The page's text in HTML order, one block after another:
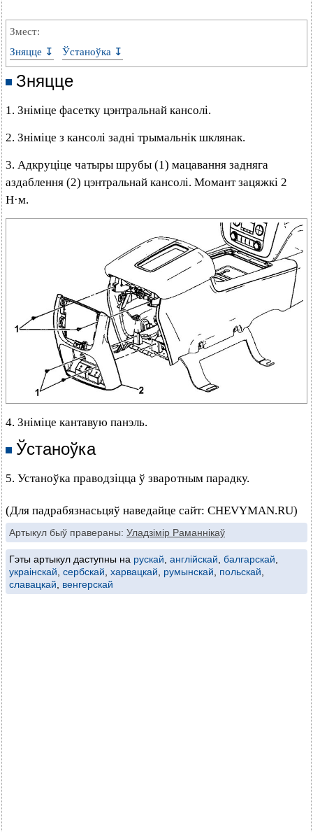
Змест:
Зняцце ↧
Ўстаноўка ↧
Зняцце
1. Зніміце фасетку цэнтральнай кансолі.
2. Зніміце з кансолі задні трымальнік шклянак.
3. Адкруціце чатыры шрубы (1) мацавання задняга
аздаблення (2) цэнтральнай кансолі. Момант зацяжкі 2
Н·м.
4. Зніміце кантавую панэль.
Ўстаноўка
5. Устаноўка праводзіцца ў зваротным парадку.
(Для падрабязнасьцяў наведайце сайт: CHEVYMAN.RU)
Артыкул быў правераны: Уладзімір Раманнікаў
Гэты артыкул даступны на рускай англійскай балгарскай
украінскай сербскай харвацкай румынскай польскай
славацкай
венгерскай